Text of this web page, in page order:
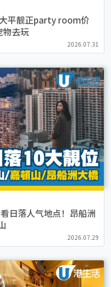
平靓正party room价
去玩
2026.07.31
日落人气地点！昂船洲
2026.07.29